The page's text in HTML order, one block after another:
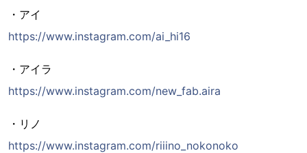
・アイ
https://www.instagram.com/ai_hi16
・アイラ
https://www.instagram.com/new_fab.aira
・リノ
https://www.instagram.com/riiino_nokonoko